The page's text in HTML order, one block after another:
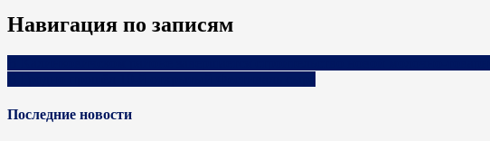
Навигация по записям
Последние новости